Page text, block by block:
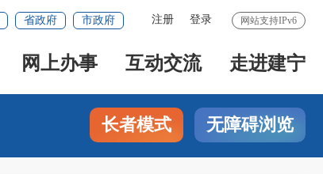
网站支持IPv6
注册 登录
省政府 市政府
网上办事 互动交流 走进建宁
长者模式 无障碍浏览